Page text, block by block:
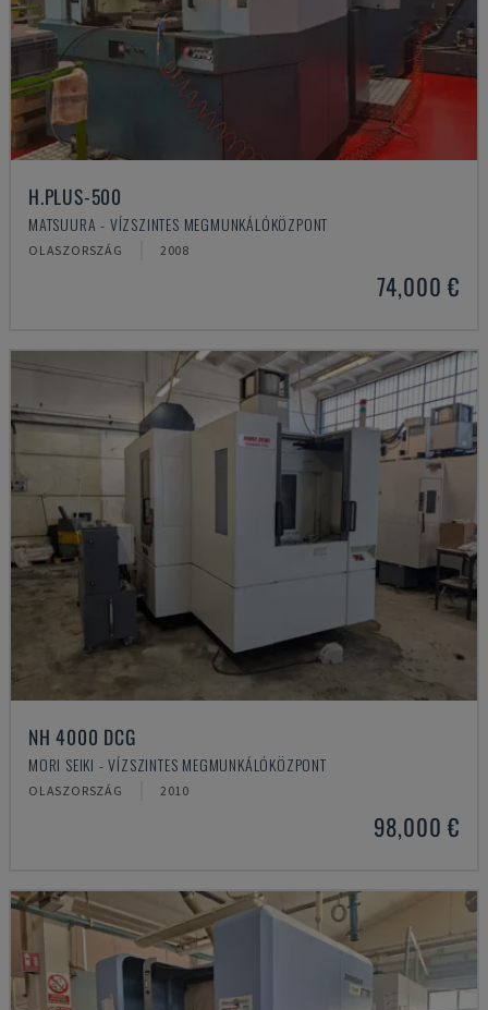
H.PLUS-500
MATSUURA - VÍZSZINTES MEGMUNKÁLÓKÖZPONT
OLASZORSZÁG 2008
74,000 €
NH 4000 DCG
MORI SEIKI - VÍZSZINTES MEGMUNKÁLÓKÖZPONT
OLASZORSZÁG 2010
98,000 €